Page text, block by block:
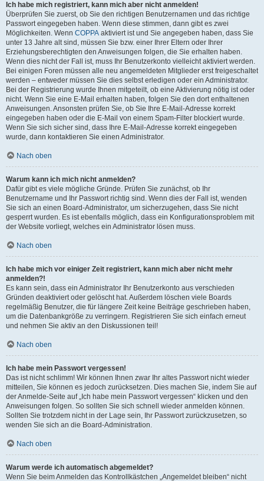
Ich habe mich registriert, kann mich aber nicht anmelden!
Überprüfen Sie zuerst, ob Sie den richtigen Benutzernamen und das richtige
Passwort eingegeben haben. Wenn diese stimmen, dann gibt es zwei
Möglichkeiten. Wenn COPPA aktiviert ist und Sie angegeben haben, dass Sie
unter 13 Jahre alt sind, müssen Sie bzw. einer Ihrer Eltern oder Ihrer
Erziehungsberechtigten den Anweisungen folgen, die Sie erhalten haben.
Wenn dies nicht der Fall ist, muss Ihr Benutzerkonto vielleicht aktiviert werden.
Bei einigen Foren müssen alle neu angemeldeten Mitglieder erst freigeschaltet
werden – entweder müssen Sie dies selbst erledigen oder ein Administrator.
Bei der Registrierung wurde Ihnen mitgeteilt, ob eine Aktivierung nötig ist oder
nicht. Wenn Sie eine E-Mail erhalten haben, folgen Sie den dort enthaltenen
Anweisungen. Ansonsten prüfen Sie, ob Sie Ihre E-Mail-Adresse korrekt
eingegeben haben oder die E-Mail von einem Spam-Filter blockiert wurde.
Wenn Sie sich sicher sind, dass Ihre E-Mail-Adresse korrekt eingegeben
wurde, dann kontaktieren Sie einen Administrator.
Nach oben
Warum kann ich mich nicht anmelden?
Dafür gibt es viele mögliche Gründe. Prüfen Sie zunächst, ob Ihr
Benutzername und Ihr Passwort richtig sind. Wenn dies der Fall ist, wenden
Sie sich an einen Board-Administrator, um sicherzugehen, dass Sie nicht
gesperrt wurden. Es ist ebenfalls möglich, dass ein Konfigurationsproblem mit
der Website vorliegt, welches ein Administrator lösen muss.
Nach oben
Ich habe mich vor einiger Zeit registriert, kann mich aber nicht mehr
anmelden?!
Es kann sein, dass ein Administrator Ihr Benutzerkonto aus verschieden
Gründen deaktiviert oder gelöscht hat. Außerdem löschen viele Boards
regelmäßig Benutzer, die für längere Zeit keine Beiträge geschrieben haben,
um die Datenbankgröße zu verringern. Registrieren Sie sich einfach erneut
und nehmen Sie aktiv an den Diskussionen teil!
Nach oben
Ich habe mein Passwort vergessen!
Das ist nicht schlimm! Wir können Ihnen zwar Ihr altes Passwort nicht wieder
mitteilen, Sie können es jedoch zurücksetzen. Dies machen Sie, indem Sie auf
der Anmelde-Seite auf „Ich habe mein Passwort vergessen“ klicken und den
Anweisungen folgen. So sollten Sie sich schnell wieder anmelden können.
Sollten Sie trotzdem nicht in der Lage sein, Ihr Passwort zurückzusetzen, so
wenden Sie sich an die Board-Administration.
Nach oben
Warum werde ich automatisch abgemeldet?
Wenn Sie beim Anmelden das Kontrollkästchen „Angemeldet bleiben“ nicht